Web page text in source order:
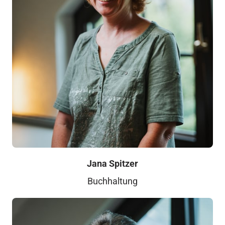
Jana Spitzer
Buchhaltung